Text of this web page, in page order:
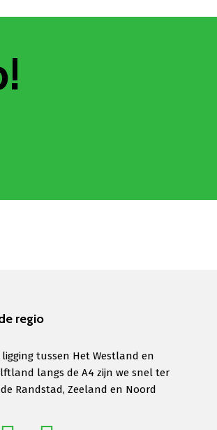
regio
tussen Het Westland en
langs de A4 zijn we snel ter
Randstad, Zeeland en Noord